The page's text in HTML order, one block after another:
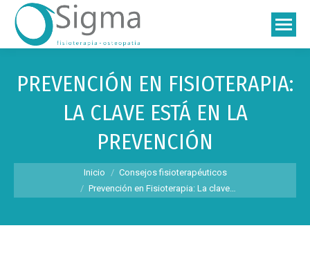
PREVENCIÓN EN FISIOTERAPIA:
LA CLAVE ESTÁ EN LA
PREVENCIÓN
Estás aquí:
Inicio
Consejos fisioterapéuticos
Prevención en Fisioterapia: La clave…